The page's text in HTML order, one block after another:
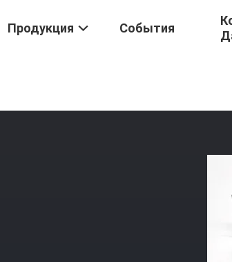
Продукция События